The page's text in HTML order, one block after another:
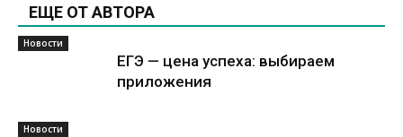
ЕЩЕ ОТ АВТОРА
Новости
ЕГЭ — цена успеха: выбираем
приложения
Новости